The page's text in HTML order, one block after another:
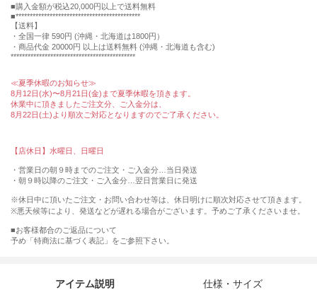
購入金額が税込20,000円以上で送料無料
********************************************
【送料】
・全国一律 590円 (沖縄・北海道は1800円）
・商品代金 20000円 以上は送料無料 (沖縄・北海道も含む)
********************************************
≪夏季休暇のお知らせ≫
8月12日(水)〜8月21日(金)まで夏季休暇を頂きます。
休業中に頂きましたご注文分、ご入金分は、
8月22日(土)より順次ご対応となりますのでご了承ください。
【店休日】水曜日、日曜日
・営業日の朝９時までのご注文・ご入金分…当日発送
・朝９時以降のご注文・ご入金分…翌日営業日に発送
※休日中に頂いたご注文・お問い合わせ等は、休日明けに順次対応させて頂きます。
※悪天候等により、発送などが遅れる場合がございます。予めご了承くださいませ。
■お客様都合のご返品について
予め「特商法に基づく表記」をご参照下さい。
アイテム説明 仕様・サイズ